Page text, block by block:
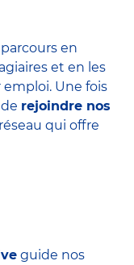
en
et en les
Une fois
rejoindre nos
qui offre
guide nos